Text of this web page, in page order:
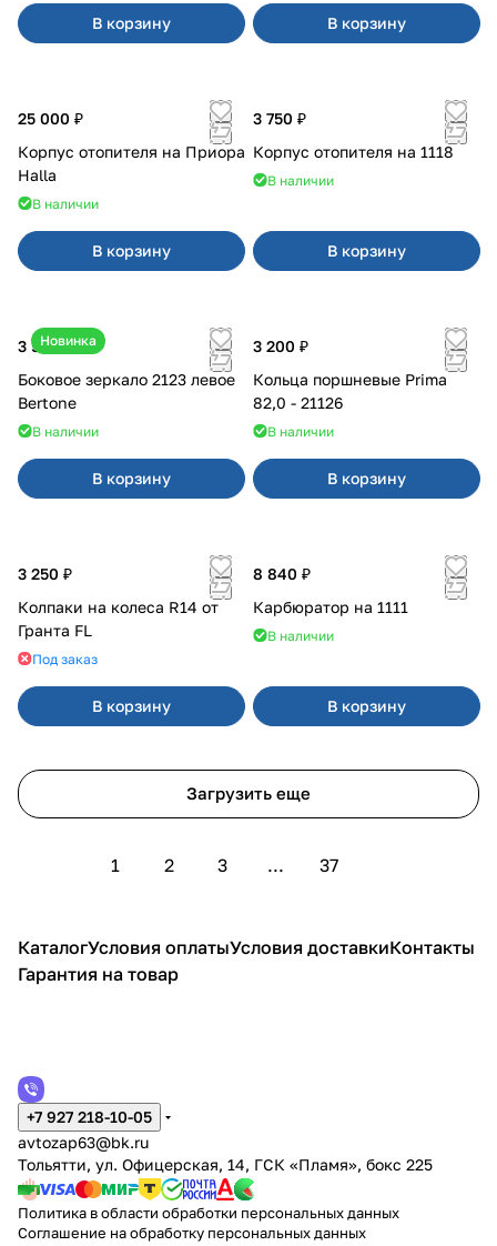
В корзину В корзину
25 000 ₽
Корпус отопителя на Приора
Halla
В наличии
В корзину
3 750 ₽
Корпус отопителя на 1118
В наличии
В корзину
Новинка
3 500 ₽
Боковое зеркало 2123 левое
Bertone
В наличии
В корзину
3 200 ₽
Кольца поршневые Prima
82,0 - 21126
В наличии
В корзину
3 250 ₽
Колпаки на колеса R14 от
Гранта FL
Под заказ
В корзину
8 840 ₽
Карбюратор на 1111
В наличии
В корзину
Загрузить еще
1 2 3 ... 37
КаталогУсловия оплатыУсловия доставкиКонтакты
Гарантия на товар
+7 927 218-10-05
avtozap63@bk.ru
Тольятти, ул. Офицерская, 14, ГСК «Пламя», бокс 225
Политика в области обработки персональных данных
Соглашение на обработку персональных данных